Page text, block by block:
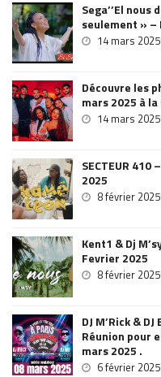
Sega’’El
seulement » –
14 mars 2025
Découvre les
mars 2025 à
14 mars 2025
SECTEUR
2025
8 février 2025
Kent1 & Dj
Fevrier 2025
8 février 2025
DJ M’Rick &
Réunion pour
mars 2025 .
6 février 2025